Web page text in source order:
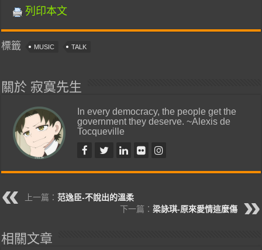
列印本文
標籤 MUSIC TALK
關於 寂寞先生
In every democracy, the people get the
government they deserve. ~Alexis de
Tocqueville
上一篇：范逸臣-不說出的溫柔
下一篇： 梁詠琪-原來愛情這麼傷
相關文章